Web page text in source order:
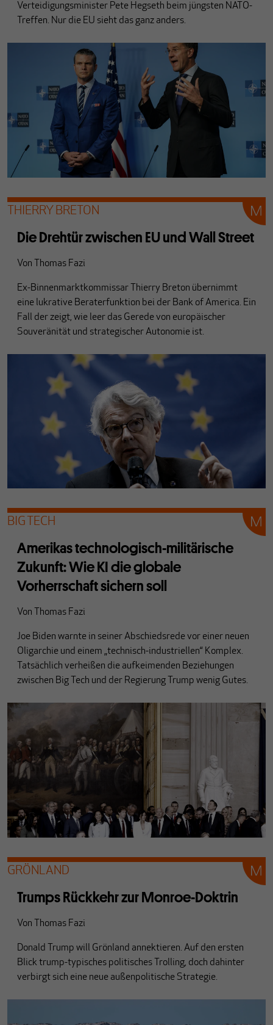
Verteidigungsminister Pete Hegseth beim jüngsten NATO-
Treffen. Nur die EU sieht das ganz anders.
THIERRY BRETON
Die Drehtür zwischen EU und Wall Street
Von Thomas Fazi
Ex-Binnenmarktkommissar Thierry Breton übernimmt
eine lukrative Beraterfunktion bei der Bank of America. Ein
Fall der zeigt, wie leer das Gerede von europäischer
Souveränität und strategischer Autonomie ist.
BIG TECH
Amerikas technologisch-militärische
Zukunft: Wie KI die globale
Vorherrschaft sichern soll
Von Thomas Fazi
Joe Biden warnte in seiner Abschiedsrede vor einer neuen
Oligarchie und einem „technisch-industriellen“ Komplex.
Tatsächlich verheißen die aufkeimenden Beziehungen
zwischen Big Tech und der Regierung Trump wenig Gutes.
GRÖNLAND
Trumps Rückkehr zur Monroe-Doktrin
Von Thomas Fazi
Donald Trump will Grönland annektieren. Auf den ersten
Blick trump-typisches politisches Trolling, doch dahinter
verbirgt sich eine neue außenpolitische Strategie.